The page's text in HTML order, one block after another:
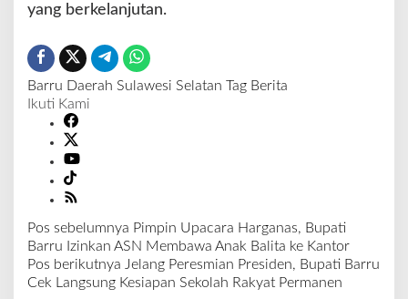
yang berkelanjutan.
Barru Daerah Sulawesi Selatan Tag Berita
Ikuti Kami
N
a
v
Pos sebelumnya Pimpin Upacara Harganas, Bupati
Barru Izinkan ASN Membawa Anak Balita ke Kantor
Pos berikutnya Jelang Peresmian Presiden, Bupati Barru
Cek Langsung Kesiapan Sekolah Rakyat Permanen